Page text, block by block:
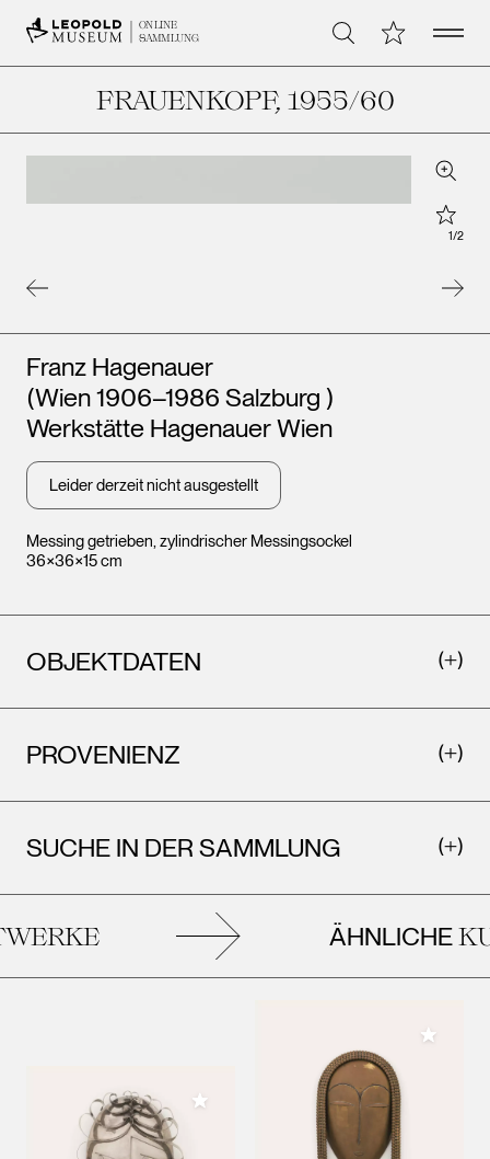
ONLINE
SAMMLUNG
Suche Meine Open
FRAUENKOPF, 1955/60
Wien © Caja Hagenauer
Zoom
Star
1/2
Messing getrieben, zylindrischer Messingsockel
36×36×15 cm
Künstler*innen
Franz Hagenauer
(Wien 1906–1986 Salzburg )
Werkstätte Hagenauer Wien
Leider derzeit nicht ausgestellt
OBJEKTDATEN
PROVENIENZ
SUCHE IN DER SAMMLUNG
ÄHNLICHE
Meiner Sammlung hinzufügen
Meiner